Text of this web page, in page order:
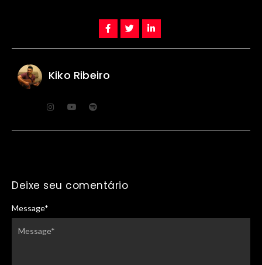
Kiko Ribeiro
Deixe seu comentário
Message*